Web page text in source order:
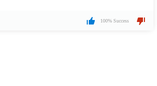
100% Success